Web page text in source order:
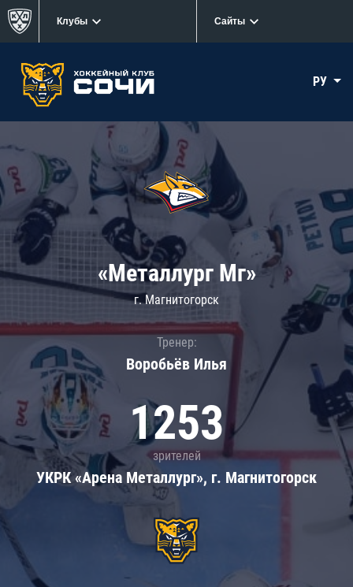
Клубы Сайты
РУ
«Металлург Мг»
г. Магнитогорск
Тренер:
Воробьёв Илья
1253
зрителей
УКРК «Арена Металлург», г. Магнитогорск